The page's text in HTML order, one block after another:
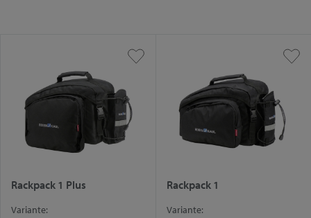
Rackpack 1 Plus
Variante:
Rackpack 1
Variante: